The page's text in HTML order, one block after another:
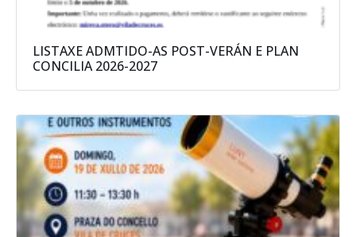
LISTAXE ADMTIDO-AS POST-VERÁN E PLAN
CONCILIA 2026-2027